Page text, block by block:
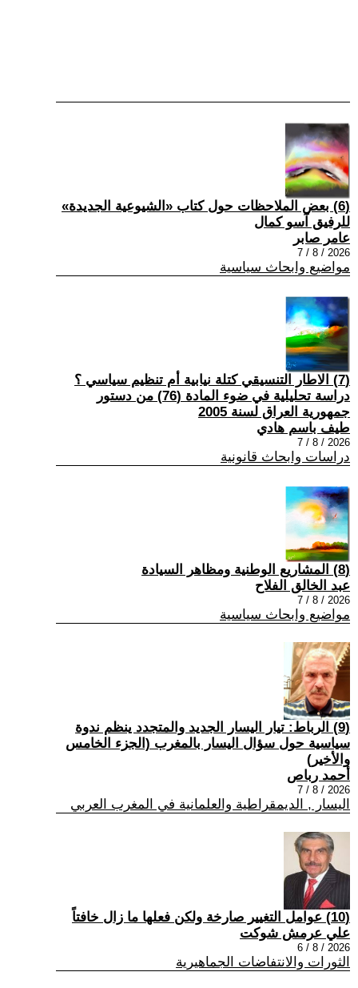
(6) بعض الملاحظات حول كتاب «الشيوعية الجديدة»
للرفيق آسو كمال
عامر صابر
2026 / 8 / 7
مواضيع وابحاث سياسية
(7) الاطار التنسيقي كتلة نيابية أم تنظيم سياسي ؟
دراسة تحليلية في ضوء المادة (76) من دستور
جمهورية العراق لسنة 2005
طيف باسم هادي
2026 / 8 / 7
دراسات وابحاث قانونية
(8) المشاريع الوطنية ومظاهر السيادة
عبد الخالق الفلاح
2026 / 8 / 7
مواضيع وابحاث سياسية
(9) الرباط: تيار اليسار الجديد والمتجدد ينظم ندوة
سياسية حول سؤال اليسار بالمغرب (الجزء الخامس
والأخير)
أحمد رباص
2026 / 8 / 7
اليسار , الديمقراطية والعلمانية في المغرب العربي
(10) عوامل التغيير صارخة ولكن فعلها ما زال خافتاً
علي عرمش شوكت
2026 / 8 / 6
الثورات والانتفاضات الجماهيرية